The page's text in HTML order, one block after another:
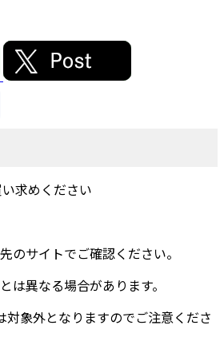
求めください
のサイトでご確認ください。
異なる場合があります。
象外となりますのでご注意くださ